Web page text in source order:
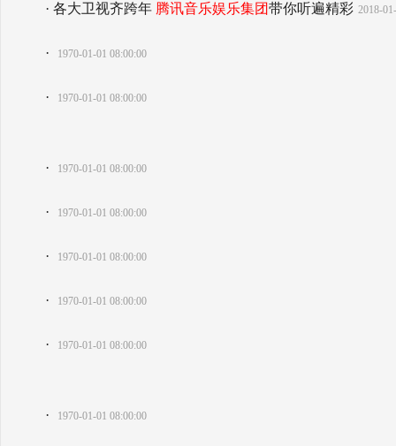
· 各大卫视齐跨年 腾讯音乐娱乐集团带你听遍精彩 2018-
· 1970-01-01 08:00:00
· 1970-01-01 08:00:00
· 1970-01-01 08:00:00
· 1970-01-01 08:00:00
· 1970-01-01 08:00:00
· 1970-01-01 08:00:00
· 1970-01-01 08:00:00
· 1970-01-01 08:00:00